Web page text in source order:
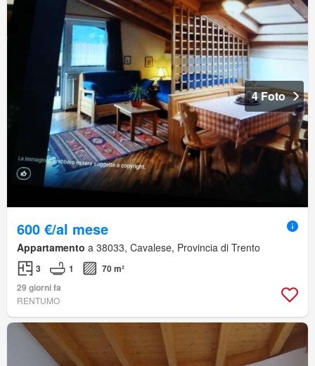
4 Foto
600 €/al mese
Appartamento a 38033, Cavalese, Provincia di Trento
3 1
70 m²
29 giorni fa
RENTUMO